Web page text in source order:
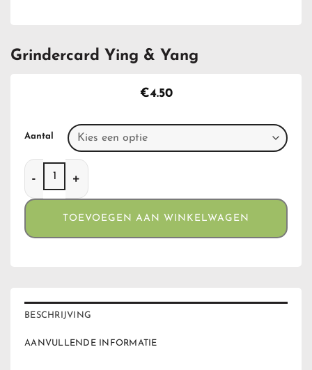
Grindercard Ying & Yang
€4.50
Aantal
Grindercard Ying & Yang aantal
TOEVOEGEN AAN WINKELWAGEN
BESCHRIJVING
AANVULLENDE INFORMATIE